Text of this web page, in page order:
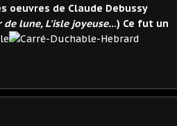
oeuvres de Claude Debussy
lune, L'isle joyeuse...) Ce fut un